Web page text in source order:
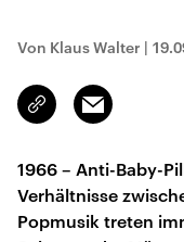
Von Klaus Walter |
Link
kopieren/teilen
Email
1966 – Anti-Baby-
Verhältnisse
Popmusik treten